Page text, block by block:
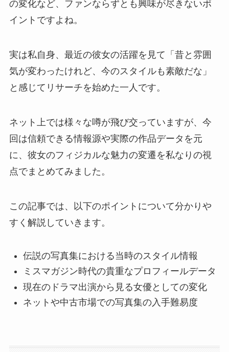
の変化など、ファンならずとも興味が尽きないポ
イントですよね。
実は私自身、最近の彼女の活躍を見て「昔と雰囲
気が変わったけれど、今のスタイルも素敵だな」
と感じてリサーチを始めた一人です。
ネット上では様々な噂が飛び交っていますが、今
回は信頼できる情報源や実際の作品データを元
に、彼女のフィジカルな魅力の変遷を私なりの視
点でまとめてみました。
この記事では、以下のポイントについて分かりや
すく解説していきます。
伝説の写真集における当時のスタイル情報
ミスマガジン時代の貴重なプロフィールデータ
現在のドラマ出演から見る女優としての変化
ネットや中古市場での写真集の入手難易度